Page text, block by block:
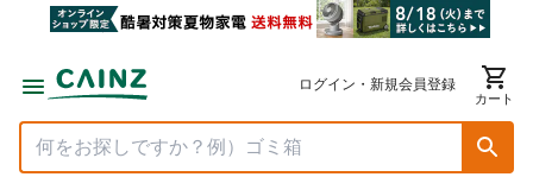
ログイン・新規会員登録
カート